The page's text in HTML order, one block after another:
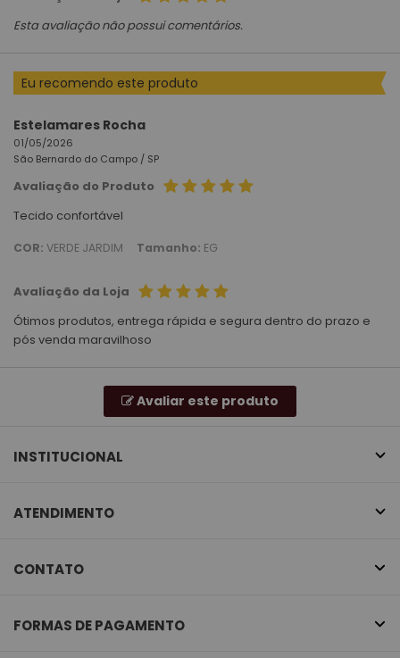
Esta avaliação não possui comentários.
Eu recomendo este produto
Estelamares Rocha
01/05/2026
São Bernardo do Campo / SP
Avaliação do Produto
Tecido confortável
COR: VERDE JARDIM Tamanho: EG
Avaliação da Loja
Ótimos produtos, entrega rápida e segura dentro do prazo e
pós venda maravilhoso
Avaliar este produto
INSTITUCIONAL
ATENDIMENTO
CONTATO
FORMAS DE PAGAMENTO